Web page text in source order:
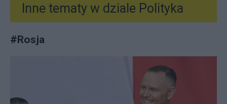
Inne tematy w dziale Polityka
#Rosja